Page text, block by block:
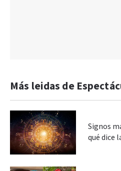
Más leidas de
Signos
qué dice